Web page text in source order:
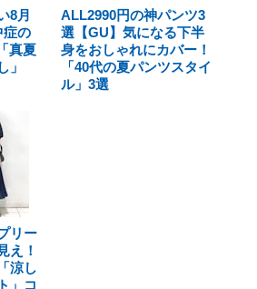
8月
症の
真夏
」
ALL2990円の神パンツ3
選【GU】気になる下半
身をおしゃれにカバー！
「40代の夏パンツスタイ
ル」3選
リー
え！
涼し
」コ